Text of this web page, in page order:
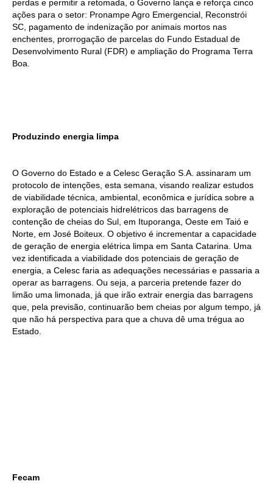
perdas e permitir a retomada, o Governo lança e reforça cinco
ações para o setor: Pronampe Agro Emergencial, Reconstrói
SC, pagamento de indenização por animais mortos nas
enchentes, prorrogação de parcelas do Fundo Estadual de
Desenvolvimento Rural (FDR) e ampliação do Programa Terra
Boa.
Produzindo energia limpa
O Governo do Estado e a Celesc Geração S.A. assinaram um
protocolo de intenções, esta semana, visando realizar estudos
de viabilidade técnica, ambiental, econômica e jurídica sobre a
exploração de potenciais hidrelétricos das barragens de
contenção de cheias do Sul, em Ituporanga, Oeste em Taió e
Norte, em José Boiteux. O objetivo é incrementar a capacidade
de geração de energia elétrica limpa em Santa Catarina. Uma
vez identificada a viabilidade dos potenciais de geração de
energia, a Celesc faria as adequações necessárias e passaria a
operar as barragens. Ou seja, a parceria pretende fazer do
limão uma limonada, já que irão extrair energia das barragens
que, pela previsão, continuarão bem cheias por algum tempo, já
que não há perspectiva para que a chuva dê uma trégua ao
Estado.
Fecam